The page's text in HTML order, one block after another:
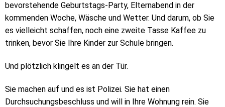
bevorstehende Geburtstags-Party, Elternabend in der
kommenden Woche, Wäsche und Wetter. Und darum, ob Sie
es vielleicht schaffen, noch eine zweite Tasse Kaffee zu
trinken, bevor Sie Ihre Kinder zur Schule bringen.
Und plötzlich klingelt es an der Tür.
Sie machen auf und es ist Polizei. Sie hat einen
Durchsuchungsbeschluss und will in Ihre Wohnung rein. Sie